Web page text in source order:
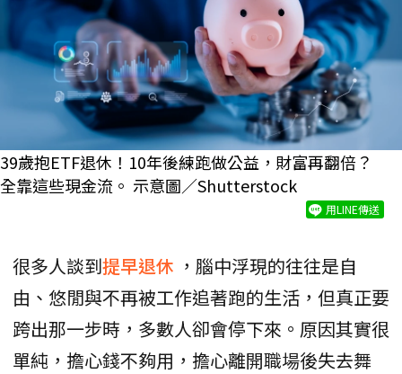
39歲抱ETF退休！10年後練跑做公益，財富再翻倍？
全靠這些現金流。 示意圖／Shutterstock
用LINE傳送
很多人談到提早退休 ，腦中浮現的往往是自
由、悠閒與不再被工作追著跑的生活，但真正要
跨出那一步時，多數人卻會停下來。原因其實很
單純，擔心錢不夠用，擔心離開職場後失去舞